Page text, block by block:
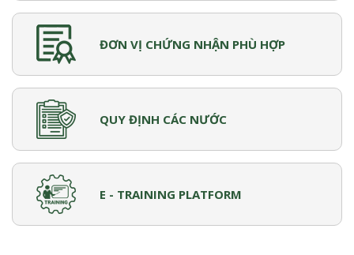
ĐƠN VỊ CHỨNG NHẬN PHÙ HỢP
QUY ĐỊNH CÁC NƯỚC
E - TRAINING PLATFORM